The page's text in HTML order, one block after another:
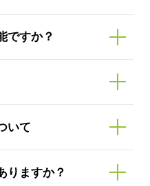
ですか？
いて
りますか？